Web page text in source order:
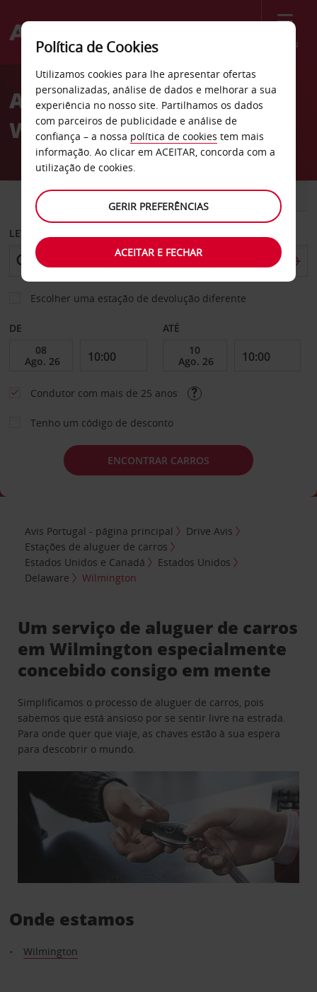
Menu
Welcome
AvisAluguer de carros
Wilmington
CARRO COMERCIAIS
LEVANTAR EM
Escolher uma estação de devolução diferente
DE ATÉ
Condutor com mais de 25 anos
Tenho um código de desconto
ENCONTRAR CARROS
Avis Portugal - página principal
Drive Avis
Estações de aluguer de carros
Estados Unidos e Canadá
Estados Unidos
Delaware
Wilmington
Um serviço de aluguer de carros
em Wilmington especialmente
concebido consigo em mente
Simplificamos o processo de aluguer de carros, pois
sabemos que está ansioso por se sentir livre na estrada.
Para onde quer que viaje, as chaves estão à sua espera
para descobrir o mundo.
Onde estamos
Wilmington
Política de Cookies
Utilizamos cookies para lhe apresentar ofertas
personalizadas, análise de dados e melhorar a sua
experiência no nosso site. Partilhamos os dados
com parceiros de publicidade e análise de
confiança – a nossa política de cookies tem mais
informação. Ao clicar em ACEITAR, concorda com a
utilização de cookies.
GERIR PREFERÊNCIAS
ACEITAR E FECHAR